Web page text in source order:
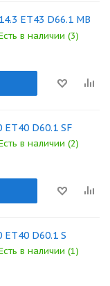
ET43 D66.1 MB
в наличии (3)
D60.1 SF
в наличии (2)
D60.1 S
в наличии (1)